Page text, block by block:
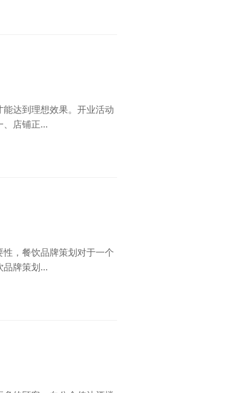
达到理想效果。开业活动
、店铺正...
，餐饮品牌策划对于一个
品牌策划...